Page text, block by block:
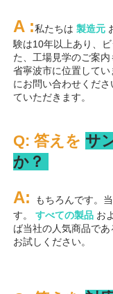
A :私たちは 製造元
験は10年以上あり、
た、工場見学のご案
省寧波市に位置して
にお問い合わせくだ
ていただきます。
Q: 答えを サ
か？
A:
もちろんです。
す。 すべての製品 お
ば当社の人気商品で
お試しください。